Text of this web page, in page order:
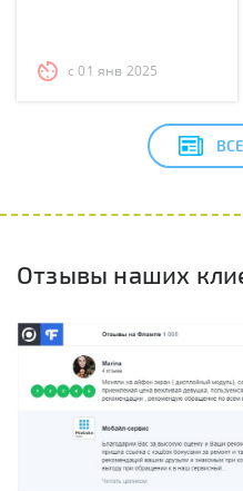
с 01 янв 2025
Отзывы наших